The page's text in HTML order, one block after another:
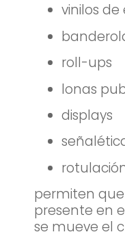
vinilos
roll-ups
lonas
displays
permiten
presente en
se mueve el